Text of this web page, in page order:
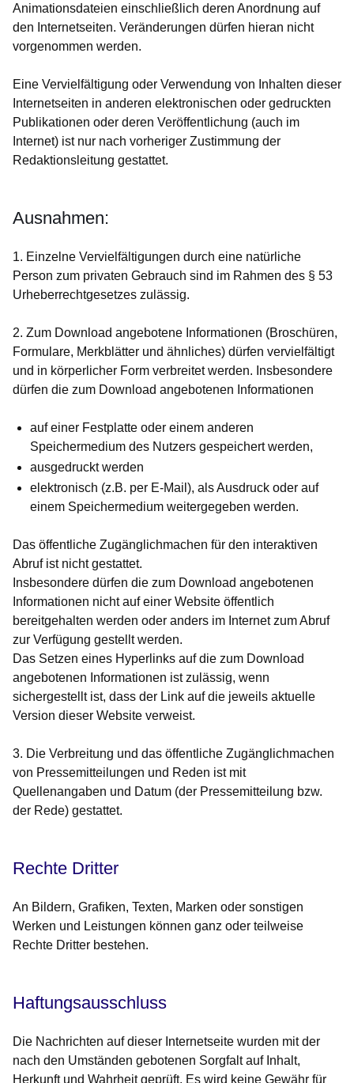
Animationsdateien einschließlich deren Anordnung auf
den Internetseiten. Veränderungen dürfen hieran nicht
vorgenommen werden.
Eine Vervielfältigung oder Verwendung von Inhalten dieser
Internetseiten in anderen elektronischen oder gedruckten
Publikationen oder deren Veröffentlichung (auch im
Internet) ist nur nach vorheriger Zustimmung der
Redaktionsleitung gestattet.
Ausnahmen:
1. Einzelne Vervielfältigungen durch eine natürliche
Person zum privaten Gebrauch sind im Rahmen des § 53
Urheberrechtgesetzes zulässig.
2. Zum Download angebotene Informationen (Broschüren,
Formulare, Merkblätter und ähnliches) dürfen vervielfältigt
und in körperlicher Form verbreitet werden. Insbesondere
dürfen die zum Download angebotenen Informationen
auf einer Festplatte oder einem anderen
Speichermedium des Nutzers gespeichert werden,
ausgedruckt werden
elektronisch (z.B. per E-Mail), als Ausdruck oder auf
einem Speichermedium weitergegeben werden.
Das öffentliche Zugänglichmachen für den interaktiven
Abruf ist nicht gestattet.
Insbesondere dürfen die zum Download angebotenen
Informationen nicht auf einer Website öffentlich
bereitgehalten werden oder anders im Internet zum Abruf
zur Verfügung gestellt werden.
Das Setzen eines Hyperlinks auf die zum Download
angebotenen Informationen ist zulässig, wenn
sichergestellt ist, dass der Link auf die jeweils aktuelle
Version dieser Website verweist.
3. Die Verbreitung und das öffentliche Zugänglichmachen
von Pressemitteilungen und Reden ist mit
Quellenangaben und Datum (der Pressemitteilung bzw.
der Rede) gestattet.
Rechte Dritter
An Bildern, Grafiken, Texten, Marken oder sonstigen
Werken und Leistungen können ganz oder teilweise
Rechte Dritter bestehen.
Haftungsausschluss
Die Nachrichten auf dieser Internetseite wurden mit der
nach den Umständen gebotenen Sorgfalt auf Inhalt,
Herkunft und Wahrheit geprüft. Es wird keine Gewähr für